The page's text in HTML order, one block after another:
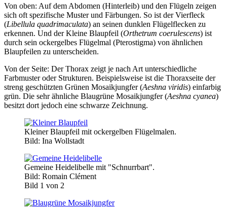
Von oben: Auf dem Abdomen (Hinterleib) und den Flügeln zeigen
sich oft spezifische Muster und Färbungen. So ist der Vierfleck
(Libellula quadrimaculata) an seinen dunklen Flügelflecken zu
erkennen. Und der Kleine Blaupfeil (Orthetrum coerulescens) ist
durch sein ockergelbes Flügelmal (Pterostigma) von ähnlichen
Blaupfeilen zu unterscheiden.
Von der Seite: Der Thorax zeigt je nach Art unterschiedliche
Farbmuster oder Strukturen. Beispielsweise ist die Thoraxseite der
streng geschützten Grünen Mosaikjungfer (Aeshna viridis) einfarbig
grün. Die sehr ähnliche Blaugrüne Mosaikjungfer (Aeshna cyanea)
besitzt dort jedoch eine schwarze Zeichnung.
Kleiner Blaupfeil mit ockergelben Flügelmalen.
Bild: Ina Wollstadt
Gemeine Heidelibelle mit "Schnurrbart".
Bild: Romain Clément
Bild 1 von 2